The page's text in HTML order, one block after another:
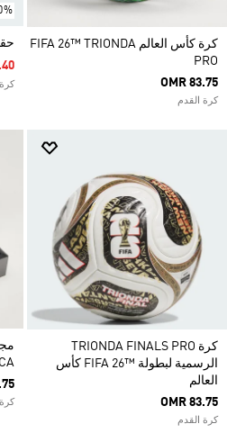
كرة كأس العالم FIFA 26™ TRIONDA
PRO
OMR 83.75
كرة القدم
كرة TRIONDA FINALS PRO
الرسمية لبطولة ™26 FIFA كأس
العالم
OMR 83.75
كرة القدم